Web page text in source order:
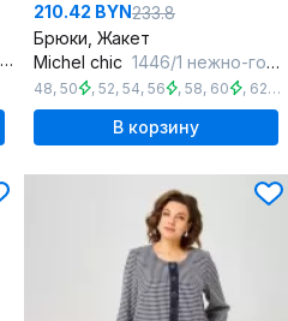
210.42 BYN233.8
Брюки, Жакет
Michel chic 1446/1 нежно-голубой
48, 50 , 52, 54, 56 , 58, 60 , 62
В корзину